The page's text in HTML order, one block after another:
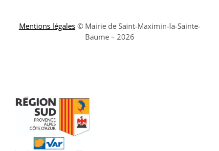
Mentions légales© Mairie de Saint-Maximin-la-Sainte-
Baume – 2026